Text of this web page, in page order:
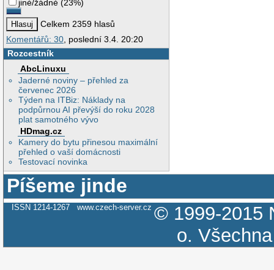
jiné/žádné (23%)
Celkem 2359 hlasů
Komentářů: 30, poslední 3.4. 20:20
Rozcestník
AbcLinuxu
Jaderné noviny – přehled za
červenec 2026
Týden na ITBiz: Náklady na
podpůrnou AI převýší do roku 2028
plat samotného vývo
HDmag.cz
Kamery do bytu přinesou maximální
přehled o vaší domácnosti
Testovací novinka
Píšeme jinde
ISSN 1214-1267 www.czech-server.cz © 1999-2015
o.